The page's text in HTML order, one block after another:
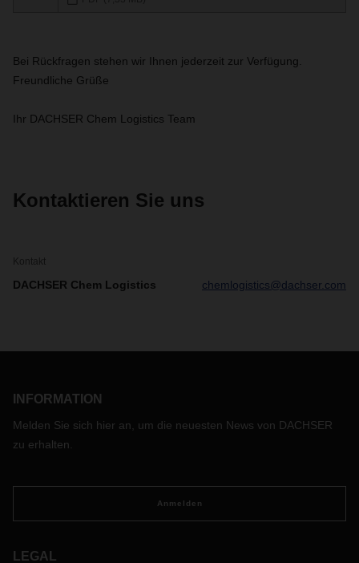
Bei Rückfragen stehen wir Ihnen jederzeit zur Verfügung.
Freundliche Grüße
Ihr DACHSER Chem Logistics Team
Kontaktieren Sie uns
Kontakt
DACHSER Chem Logistics chemlogistics@dachser.com
INFORMATION
Melden Sie sich hier an, um die neuesten News von DACHSER
zu erhalten.
Anmelden
LEGAL